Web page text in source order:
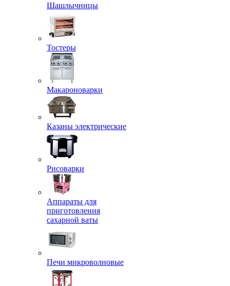
Шашлычницы
Тостеры
Макароноварки
Казаны электрические
Рисоварки
Аппараты для
приготовления
сахарной ваты
Печи микроволновые